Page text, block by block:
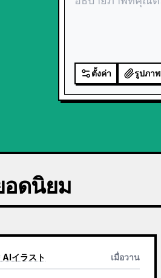
ตั้งค่า รูปภาพ
ดนิยม
AIイラスト เมื่อวาน